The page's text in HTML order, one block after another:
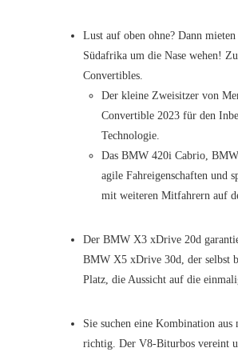
Lust auf oben ohne? Dann
Südafrika um die Nase wehen!
Convertibles.
Der kleine Zweisitzer von
Convertible 2023 für den
Technologie.
Das BMW 420i Cabrio,
agile Fahreigenschaften und
mit weiteren Mitfahrern auf
Der BMW X3 xDrive 20d
BMW X5 xDrive 30d, der selbst
Platz, die Aussicht auf die
Sie suchen eine Kombination
richtig. Der V8-Biturbos vereint